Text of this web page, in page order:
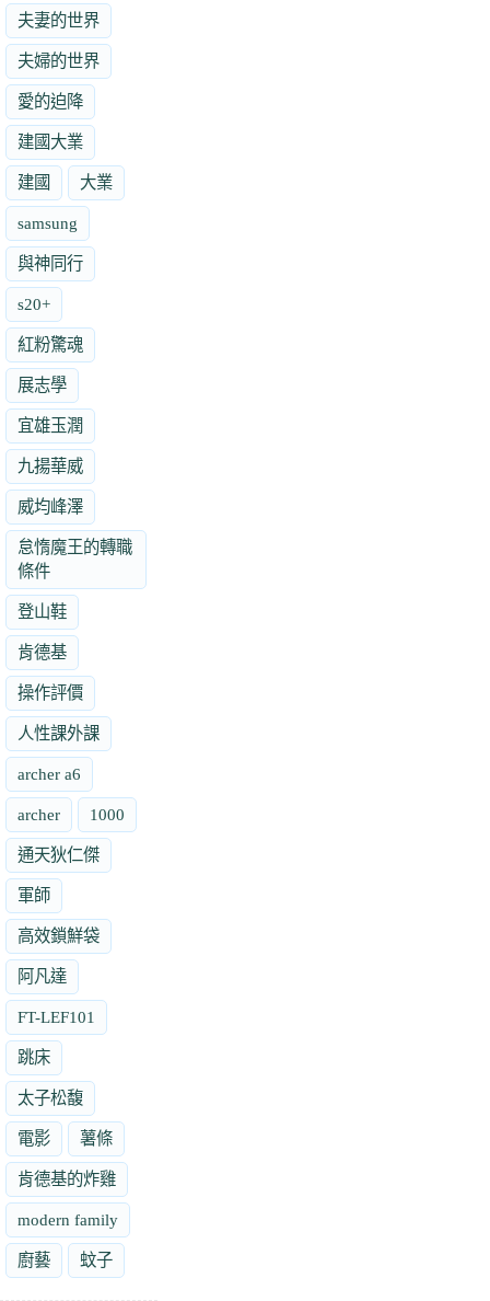
夫妻的世界
夫婦的世界
愛的迫降
建國大業
建國 大業
samsung
與神同行
s20+
紅粉驚魂
展志學
宜雄玉潤
九揚華威
威均峰澤
怠惰魔王的轉職
條件
登山鞋
肯德基
操作評價
人性課外課
archer a6
archer 1000
通天狄仁傑
軍師
高效鎖鮮袋
阿凡達
FT-LEF101
跳床
太子松馥
電影 薯條
肯德基的炸雞
modern family
廚藝 蚊子